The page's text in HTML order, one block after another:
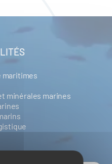
maritimes
minérales marines